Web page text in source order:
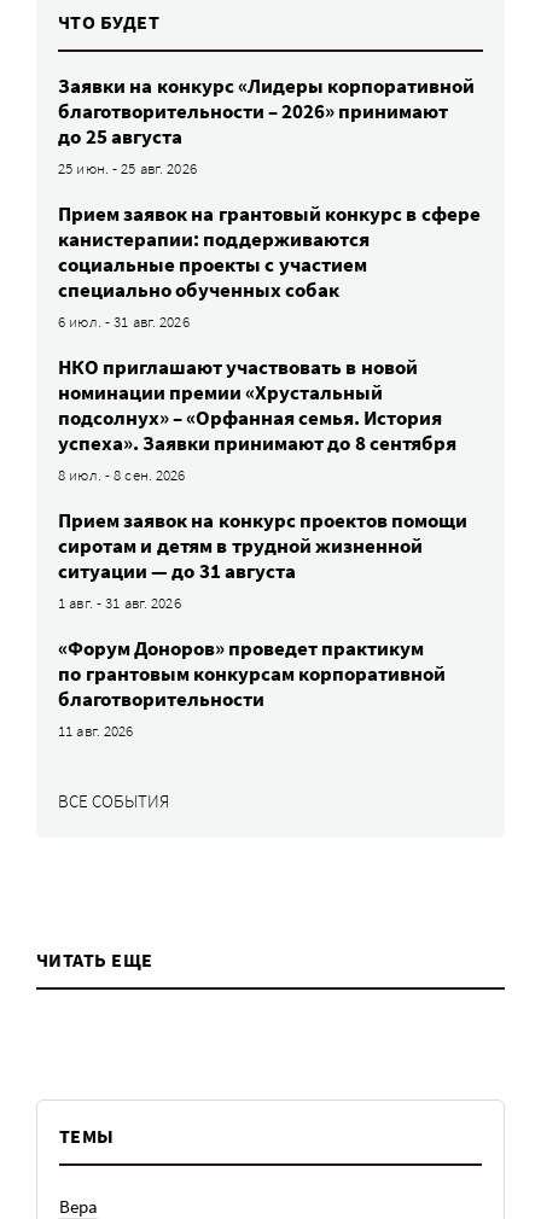
ЧТО БУДЕТ
Заявки на конкурс «Лидеры корпоративной
благотворительности – 2026» принимают
до 25 августа
25 июн. - 25 авг. 2026
Прием заявок на грантовый конкурс в сфере
канистерапии: поддерживаются
социальные проекты с участием
специально обученных собак
6 июл. - 31 авг. 2026
НКО приглашают участвовать в новой
номинации премии «Хрустальный
подсолнух» – «Орфанная семья. История
успеха». Заявки принимают до 8 сентября
8 июл. - 8 сен. 2026
Прием заявок на конкурс проектов помощи
сиротам и детям в трудной жизненной
ситуации — до 31 августа
1 авг. - 31 авг. 2026
«Форум Доноров» проведет практикум
по грантовым конкурсам корпоративной
благотворительности
11 авг. 2026
ВСЕ СОБЫТИЯ
ЧИТАТЬ ЕЩЕ
ТЕМЫ
Вера